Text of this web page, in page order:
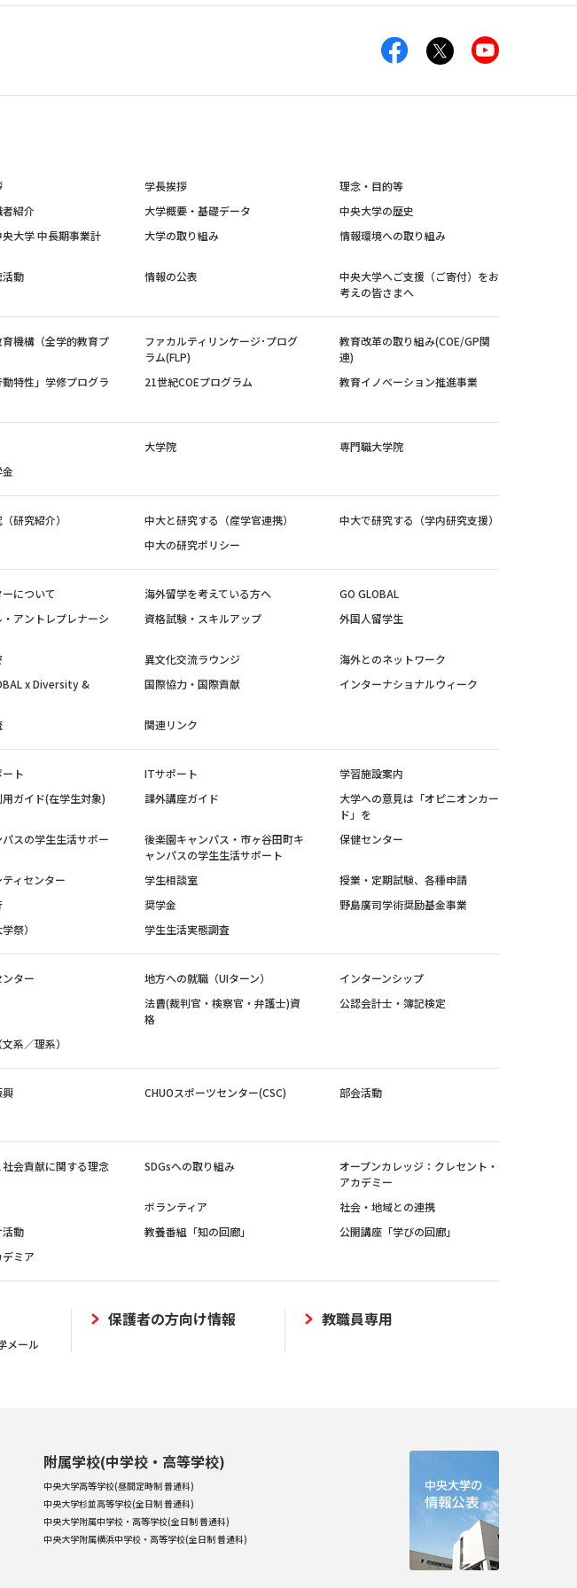
学長挨拶
理念・目的等
紹介
大学概要・基礎データ
中央大学の歴史
大学 中長期事業計
大学の取り組み 情報環境への取り組み
活動 情報の公表
中央大学へご支援（ご寄付）をお
考えの皆さまへ
機構（全学的教育プ
ファカルティリンケージ･プログ
ラム(FLP)
教育改革の取り組み(COE/GP関
連)
動特性」学修プログラ
21世紀COEプログラム 教育イノベーション推進事業
大学院
専門職大学院
研究紹介） 中大と研究する（産学官連携）
中大で研究する（学内研究支援）
中大の研究ポリシー
について 海外留学を考えている方へ
GO GLOBAL
アントレプレナーシ
資格試験・スキルアップ 外国人留学生
異文化交流ラウンジ
海外とのネットワーク
x Diversity &
国際協力・国際貢献 インターナショナルウィーク
関連リンク
ト ITサポート
学習施設案内
ガイド(在学生対象)
課外講座ガイド
大学への意見は「オピニオンカー
ド」を
スの学生生活サポー
後楽園キャンパス・市ヶ谷田町キ
ャンパスの学生生活サポート
保健センター
ィセンター 学生相談室
授業・定期試験、各種申請
奨学金
野島廣司学術奨励基金事業
祭）
学生生活実態調査
ター 地方への就職（UIターン）
インターンシップ
法曹(裁判官・検察官・弁護士)資
格
公認会計士・簿記検定
系／理系）
興 CHUOスポーツセンター(CSC)
部会活動
会貢献に関する理念 SDGsへの取り組み
オープンカレッジ：クレセント・
アカデミー
ボランティア
社会・地域との連携
活動
教養番組「知の回廊」
公開講座「学びの回廊」
ミア
メール
保護者の方向け情報 教職員専用
附属学校(中学校・高等学校)
中央大学高等学校(昼間定時制 普通科)
中央大学杉並高等学校(全日制 普通科)
中央大学附属中学校・高等学校(全日制 普通科)
中央大学附属横浜中学校・高等学校(全日制 普通科)